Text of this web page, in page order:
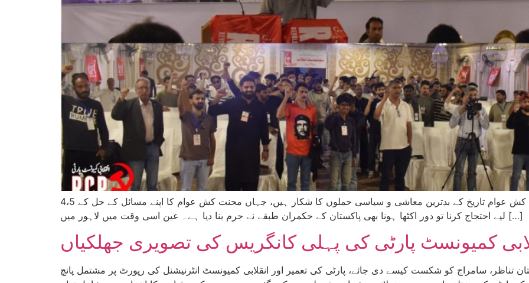
4،5 اپریل کو ایسے وقت میں جب پاکستان میں محنت کش عوام تاریخ کے بدترین معاشی و سیاسی حملوں کا شکار ہیں، جہاں محنت کش عوام کا اپنے مسائل کے حل کے
لیے احتجاج کرنا تو دور اکٹھا ہونا بھی پاکستان کے حکمران طبقے نے جرم بنا دیا ہے۔ عین اسی وقت میں لاہور میں […]
کمیونسٹ پارٹی کی پہلی کانگریس کی تصویری جھلکیاں
تناظر، سامراج کو شکست کیسے دی جائے، پارٹی کی تعمیر اور انقلابی کمیونسٹ انٹرنیشنل کی رپورٹ پر مشتمل پانچ